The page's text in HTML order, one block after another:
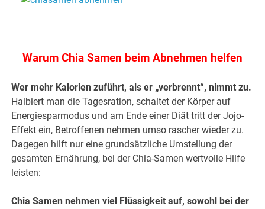
Warum Chia Samen beim Abnehmen helfen
Wer mehr Kalorien zuführt, als er „verbrennt“, nimmt zu.
Halbiert man die Tagesration, schaltet der Körper auf
Energiesparmodus und am Ende einer Diät tritt der Jojo-
Effekt ein, Betroffenen nehmen umso rascher wieder zu.
Dagegen hilft nur eine grundsätzliche Umstellung der
gesamten Ernährung, bei der Chia-Samen wertvolle Hilfe
leisten:
Chia Samen nehmen viel Flüssigkeit auf, sowohl bei der